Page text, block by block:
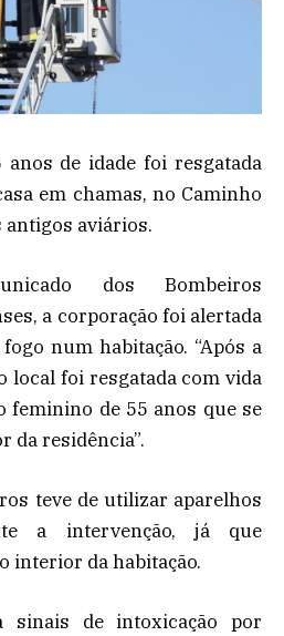
de idade foi resgatada
em chamas, no Caminho
antigos aviários.
dos Bombeiros
a corporação foi alertada
num habitação. “Após a
local foi resgatada com vida
feminino de 55 anos que se
da residência”.
teve de utilizar aparelhos
a intervenção, já que
interior da habitação.
sinais de intoxicação por